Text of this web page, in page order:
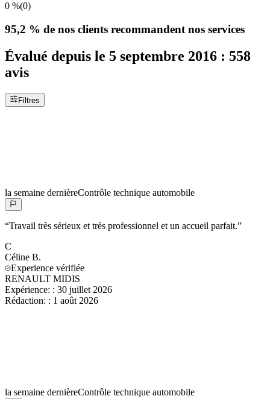
0 %(0)
95,2 % de nos clients recommandent nos services
Évalué depuis le 5 septembre 2016 : 558
avis
Filtres
la semaine dernièreContrôle technique automobile
“Travail très sérieux et très professionnel et un accueil parfait.”
C
Céline B.
Experience vérifiée
RENAULT MIDIS
Expérience: : 30 juillet 2026
Rédaction: : 1 août 2026
la semaine dernièreContrôle technique automobile